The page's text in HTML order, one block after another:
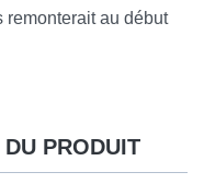
remonterait au début
PRODUIT